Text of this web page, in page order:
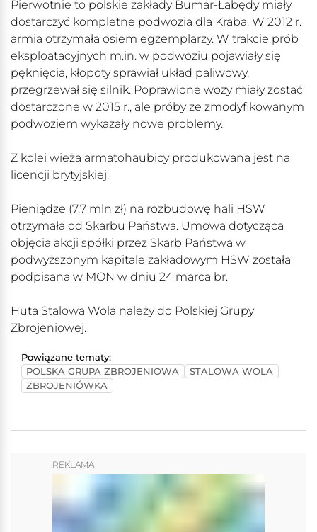
Pierwotnie to polskie zakłady Bumar-Łabędy miały
dostarczyć kompletne podwozia dla Kraba. W 2012 r.
armia otrzymała osiem egzemplarzy. W trakcie prób
eksploatacyjnych m.in. w podwoziu pojawiały się
pęknięcia, kłopoty sprawiał układ paliwowy,
przegrzewał się silnik. Poprawione wozy miały zostać
dostarczone w 2015 r., ale próby ze zmodyfikowanym
podwoziem wykazały nowe problemy.
Z kolei wieża armatohaubicy produkowana jest na
licencji brytyjskiej.
Pieniądze (7,7 mln zł) na rozbudowę hali HSW
otrzymała od Skarbu Państwa. Umowa dotycząca
objęcia akcji spółki przez Skarb Państwa w
podwyższonym kapitale zakładowym HSW została
podpisana w MON w dniu 24 marca br.
Huta Stalowa Wola należy do Polskiej Grupy
Zbrojeniowej.
Powiązane tematy:
POLSKA GRUPA ZBROJENIOWA
STALOWA WOLA
ZBROJENIÓWKA
REKLAMA